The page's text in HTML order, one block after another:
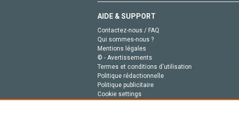
AIDE & SUPPORT
Contactez-nous / FAQ
Qui sommes-nous ?
Mentions légales
© - Avertissements
Termes et conditions d'utilisation
Politique rédactionnelle
Politique publicitaire
Cookie settings